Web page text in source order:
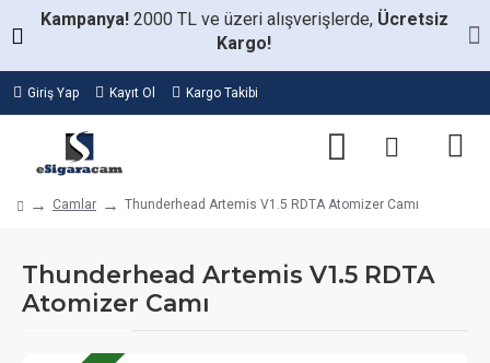
Kampanya! 2000 TL ve üzeri alışverişlerde, Ücretsiz
Kargo!
Giriş Yap Kayıt Ol Kargo Takibi
Camlar Thunderhead Artemis V1.5 RDTA Atomizer Camı
Thunderhead Artemis V1.5 RDTA
Atomizer Camı